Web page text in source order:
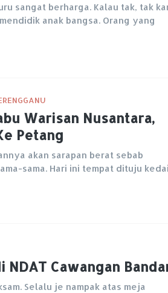
sangat berharga. Kalau tak, tak
anak bangsa. Orang yang
Warisan Nusantara,
Petang
akan sarapan berat sebab
sama. Hari ini tempat dituju kedai
NDAT Cawangan
Selalu je nampak atas meja